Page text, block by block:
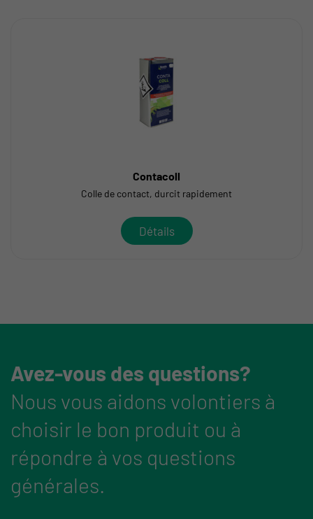
Contacoll
Colle de contact, durcit rapidement
Détails
Avez-vous des questions?
Nous vous aidons volontiers à
choisir le bon produit ou à
répondre à vos questions
générales.